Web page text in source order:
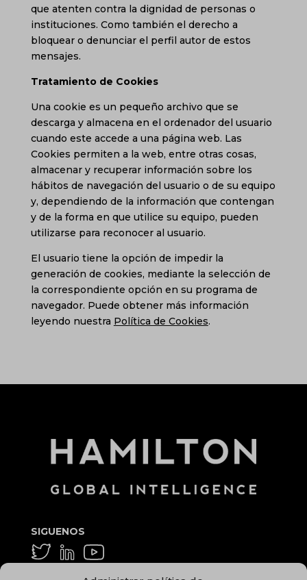
que atenten contra la dignidad de personas o
instituciones. Como también el derecho a
bloquear o denunciar el perfil autor de estos
mensajes.
Tratamiento de Cookies
Una cookie es un pequeño archivo que se
descarga y almacena en el ordenador del usuario
cuando este accede a una página web. Las
Cookies permiten a la web, entre otras cosas,
almacenar y recuperar información sobre los
hábitos de navegación del usuario o de su equipo
y, dependiendo de la información que contengan
y de la forma en que utilice su equipo, pueden
utilizarse para reconocer al usuario.
El usuario tiene la opción de impedir la
generación de cookies, mediante la selección de
la correspondiente opción en su programa de
navegador. Puede obtener más información
leyendo nuestra Política de Cookies.
SIGUENOS
GENERAL Y MEDIA